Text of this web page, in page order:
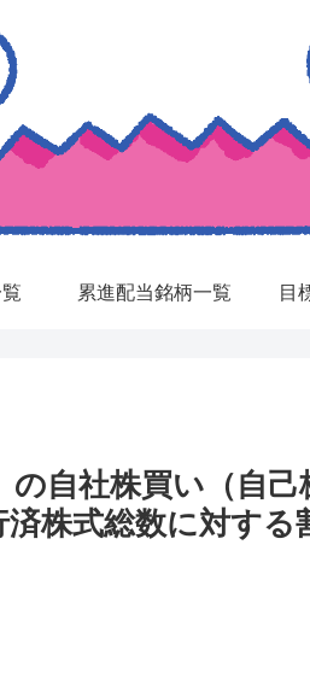
累進配当銘柄一覧 目
自社株買い（自己
株式総数に対する